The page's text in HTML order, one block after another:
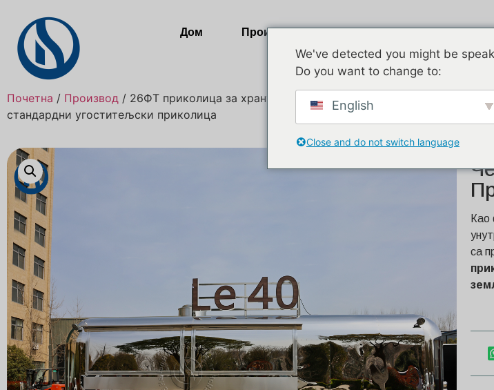
Дом Производи Ваздушни ток
Почетна / Производ / 26ФТ приколица за храну од нерђајућег челика | Европски
стандардни угоститељски приколица
Као
са
We've detected you might be
Do you want to change to:
English
Close and do not switch language